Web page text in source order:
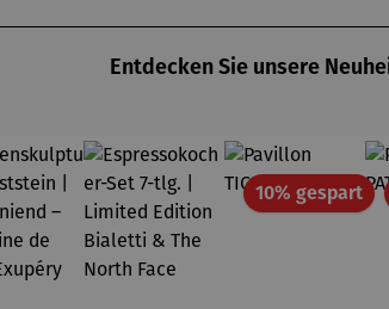
Entdecken Sie unsere
10% gespart